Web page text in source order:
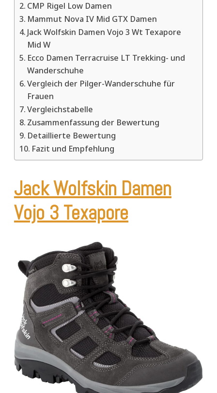
CMP Rigel Low Damen
Mammut Nova IV Mid GTX Damen
Jack Wolfskin Damen Vojo 3 Wt Texapore
Mid W
Ecco Damen Terracruise LT Trekking- und
Wanderschuhe
Vergleich der Pilger-Wanderschuhe für
Frauen
Vergleichstabelle
Zusammenfassung der Bewertung
Detaillierte Bewertung
Fazit und Empfehlung
Jack Wolfskin Damen
Vojo 3 Texapore